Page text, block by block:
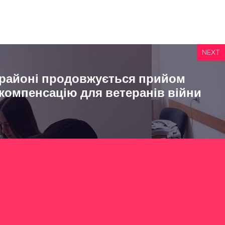
NEXT
продовжується прийом
для ветеранів війни